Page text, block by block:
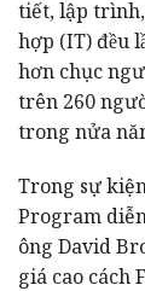
tiết, lập
hợp (IT) đều
hơn chục
trên 260
trong nửa
Trong sự
Program
ông David
giá cao cách